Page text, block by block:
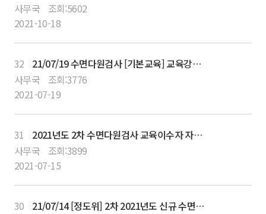
사무국
조회:5602
2021-10-18
32
21/07/19 수면다원검사 [기본교육] 교육강좌 (2차) VOD 다시보기 서비스 안내
사무국
조회:3776
2021-07-19
31
2021년도 2차 수면다원검사 교육이수자 자격심사 신청 접수 안내 (정도관리위원회)
사무국
조회:3899
2021-07-15
30
21/07/14 [정도위] 2차 2021년도 신규 수면다원검사 교육이수자 자격 평가와 심사 안내